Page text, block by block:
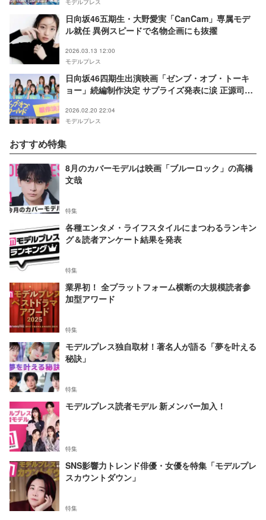
日向坂46五期生・大野愛実「CanCam」専属モデ
ル就任 異例スピードで名物企画にも抜擢
2026.03.13 12:00
モデルプレス
日向坂46四期生出演映画「ゼンブ・オブ・トーキ
ョー」続編制作決定 サプライズ発表に涙 正源司陽
2026.02.20 22:04
モデルプレス
おすすめ特集
8月のカバーモデルは映画「ブルーロック」の高橋
文哉
特集
各種エンタメ・ライフスタイルにまつわるランキン
グ＆読者アンケート結果を発表
特集
業界初！ 全プラットフォーム横断の大規模読者参
加型アワード
特集
モデルプレス独自取材！著名人が語る「夢を叶える
秘訣」
特集
モデルプレス読者モデル 新メンバー加入！
特集
SNS影響力トレンド俳優・女優を特集「モデルプレ
スカウントダウン」
特集